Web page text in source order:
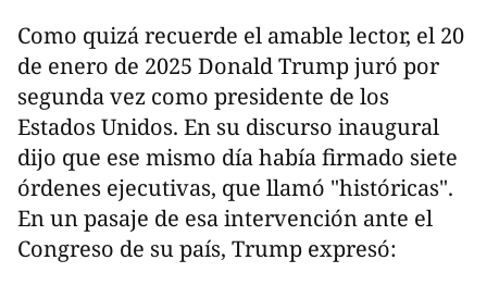
Como quizá recuerde el amable lector, el 20
de enero de 2025 Donald Trump juró por
segunda vez como presidente de los
Estados Unidos. En su discurso inaugural
dijo que ese mismo día había firmado siete
órdenes ejecutivas, que llamó "históricas".
En un pasaje de esa intervención ante el
Congreso de su país, Trump expresó: